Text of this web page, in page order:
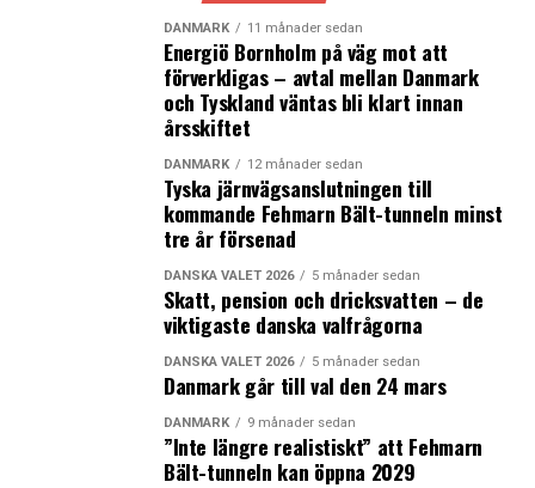
DANMARK 11 månader sedan
Energiö Bornholm på väg mot att
förverkligas – avtal mellan Danmark
och Tyskland väntas bli klart innan
årsskiftet
DANMARK 12 månader sedan
Tyska järnvägsanslutningen till
kommande Fehmarn Bält-tunneln minst
tre år försenad
DANSKA VALET 2026 5 månader sedan
Skatt, pension och dricksvatten – de
viktigaste danska valfrågorna
DANSKA VALET 2026 5 månader sedan
Danmark går till val den 24 mars
DANMARK 9 månader sedan
”Inte längre realistiskt” att Fehmarn
Bält-tunneln kan öppna 2029